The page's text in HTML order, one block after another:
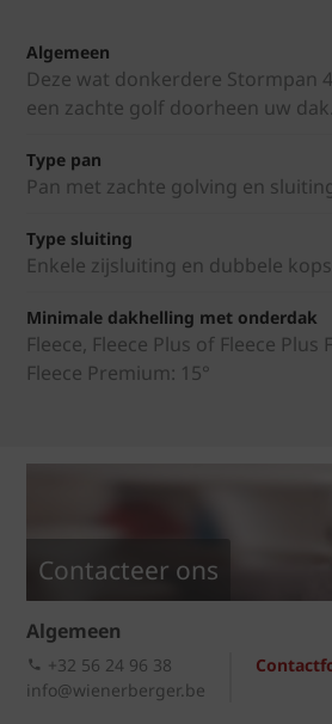
Algemeen
Deze wat donkerdere Stormpan
een zachte golf doorheen uw dak.
Type pan
Pan met zachte golving en
Type sluiting
Enkele zijsluiting en dubbele
Minimale dakhelling met onderdak
Fleece, Fleece Plus of Fleece Plus
Fleece Premium: 15°
Contacteer ons
Algemeen
+32 56 24 96 38
info@wienerberger.be